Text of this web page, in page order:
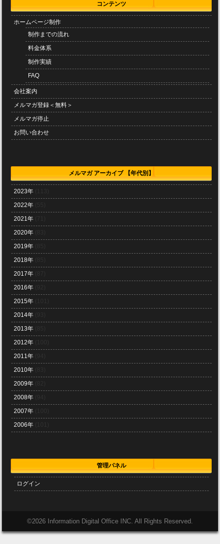
コンテンツ
ホームページ制作
制作までの流れ
料金体系
制作実績
FAQ
会社案内
メルマガ登録＜無料＞
メルマガ停止
お問い合わせ
メルマガ アーカイブ 【年代別】
2023年
2022年
2021年
2020年
2019年
2018年
2017年
2016年
2015年
2014年
2013年
2012年
2011年
2010年
2009年
2008年
2007年
2006年
管理パネル
ログイン
©2026 Information Digital Office INC. All Rights Reserved.